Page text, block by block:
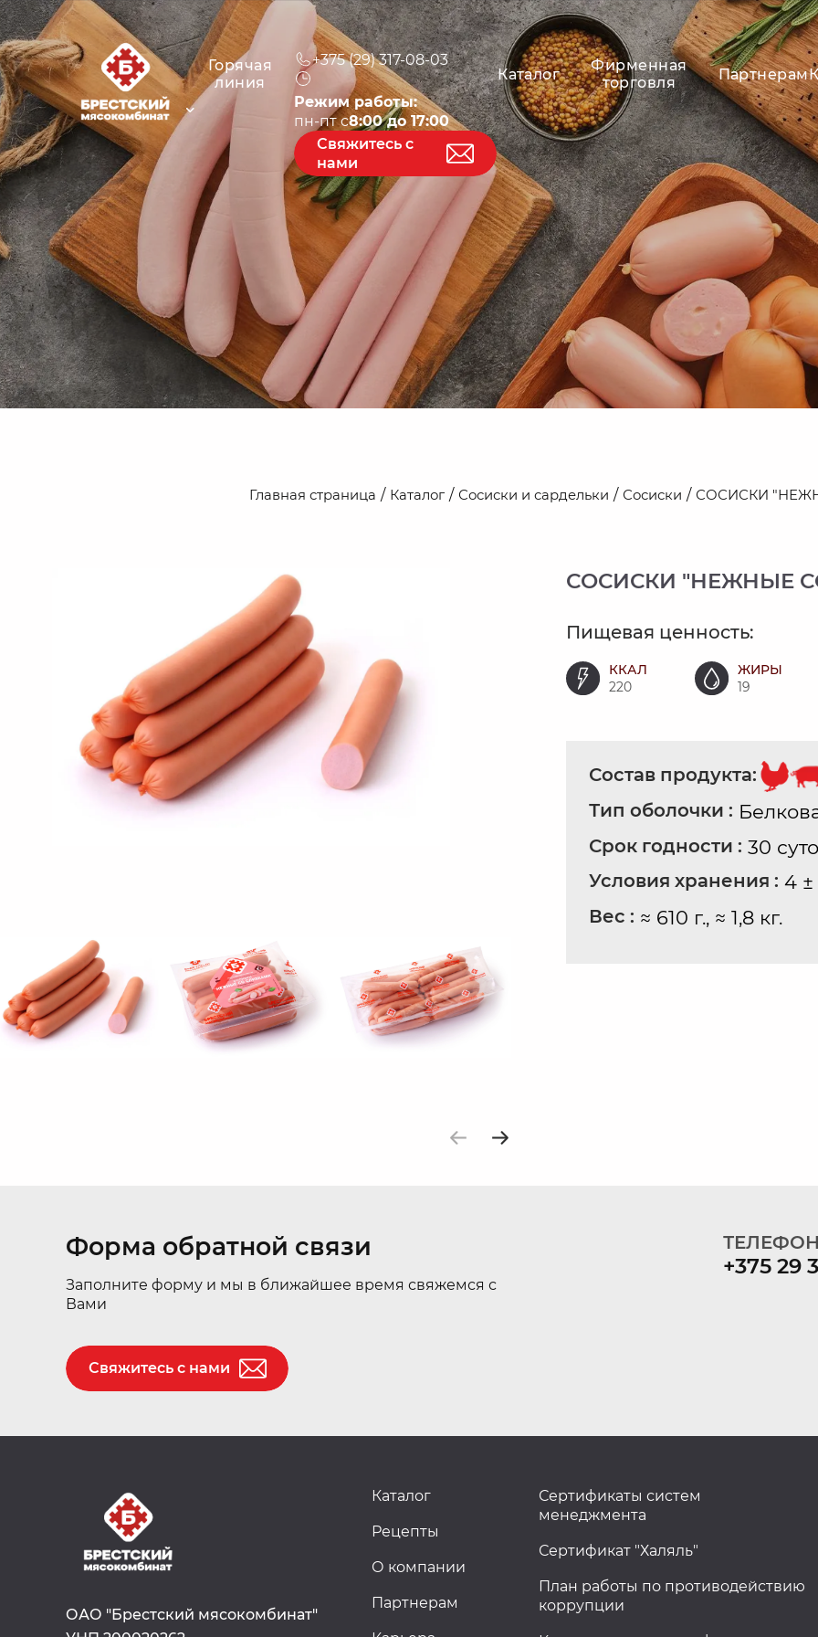
Горячая
линия
+375 (29) 317-08-03
Режим работы:
пн-пт c8:00 до 17:00
Свяжитесь с
нами
Каталог
Фирменная
торговля
Партнерам
Главная страница Каталог Сосиски и сардельки Сосиски СОСИСКИ
СОСИСКИ "НЕЖНЫЕ
Пищевая ценность:
ККАЛ
220
ЖИРЫ
19
Состав продукта:
Тип оболочки :
Срок годности : 30
Условия хранения : 4 ±
Вес : ≈ 610 г., ≈ 1,8 кг.
Форма обратной связи
Заполните форму и мы в ближайшее время свяжемся с
Вами
+375 29
Свяжитесь с нами
ОАО "Брестский мясокомбинат"
Каталог
Рецепты
О компании
Партнерам
Сертификаты систем
менеджмента
Сертификат "Халяль"
План работы по противодействию
коррупции